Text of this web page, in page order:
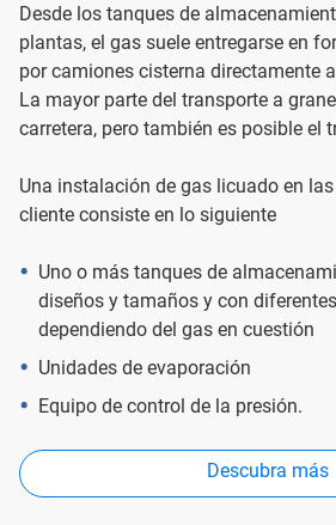
Desde los tanques de
plantas, el gas suele entregarse en
por camiones cisterna directamente
La mayor parte del transporte a
carretera, pero también es posible el
Una instalación de gas licuado en
cliente consiste en lo siguiente
Uno o más tanques de
diseños y tamaños y con
dependiendo del gas en cuestión
Unidades de evaporación
Equipo de control de la presión.
Descubra más